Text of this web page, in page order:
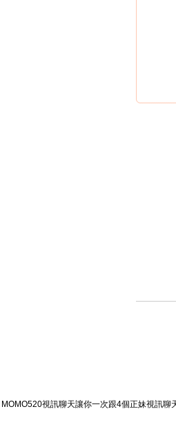
MOMO520視訊聊天讓你一次跟4個正妹視訊